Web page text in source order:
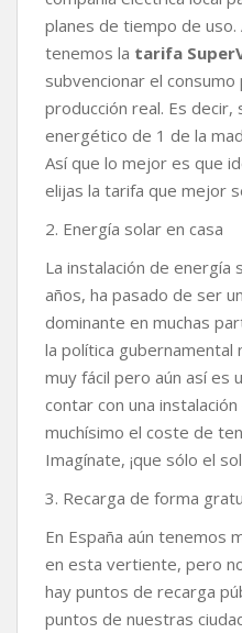
planes de tiempo de uso.
tenemos la tarifa
subvencionar el
producción real. Es
energético de 1 de la
Así que lo mejor es que
elijas la tarifa que mejor
2. Energía solar en casa
La instalación de energía
años, ha pasado de ser
dominante en muchas
la política gubernamental
muy fácil pero aún así es
contar con una
muchísimo el coste de
Imagínate, ¡que sólo el
3. Recarga de forma
En España aún tenemos
en esta vertiente, pero
hay puntos de recarga
puntos de nuestras